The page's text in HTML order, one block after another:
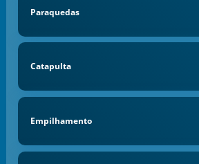
Paraquedas
Catapulta
Empilhamento